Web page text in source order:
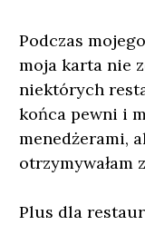
Podczas
moja karta nie
niektórych
końca pewni i
menedżerami,
otrzymywałam
Plus dla